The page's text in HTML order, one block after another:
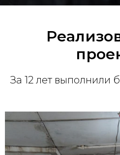
За 12 лет выполнили